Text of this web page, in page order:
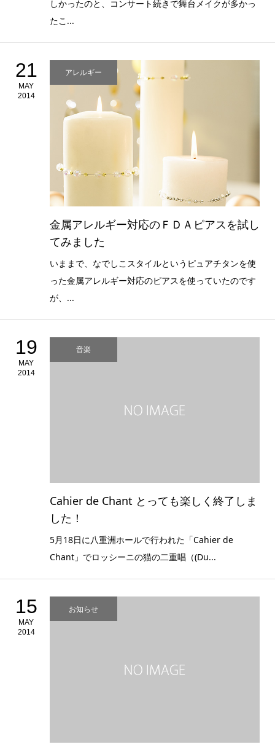
しかったのと、コンサート続きで舞台メイクが多かっ
たこ...
21
MAY
2014
アレルギー
金属アレルギー対応のＦＤＡピアスを試し
てみました
いままで、なでしこスタイルというピュアチタンを使
った金属アレルギー対応のピアスを使っていたのです
が、...
19
MAY
2014
音楽
Cahier de Chant とっても楽しく終了しま
した！
5月18日に八重洲ホールで行われた「Cahier de
Chant」でロッシーニの猫の二重唱（(Du...
15
MAY
2014
お知らせ